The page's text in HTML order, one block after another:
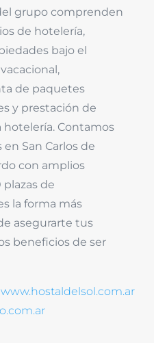
grupo comprenden
de hotelería,
bajo el
de paquetes
y prestación de
hotelería. Contamos
San Carlos de
con amplios
de
la forma más
asegurarte tus
beneficios de ser
www.hostaldelsol.com.ar